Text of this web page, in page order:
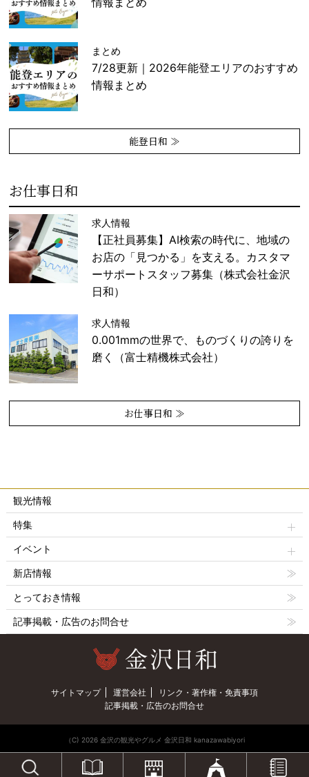
まとめ
7/28更新｜2026年能登エリアのおすすめ
情報まとめ
能登日和 ≫
お仕事日和
求人情報
【正社員募集】AI検索の時代に、地域の
お店の「見つかる」を支える。カスタマ
ーサポートスタッフ募集（株式会社金沢
日和）
求人情報
0.001mmの世界で、ものづくりの誇りを
磨く（富士精機株式会社）
お仕事日和 ≫
観光情報
特集
イベント
新店情報
とっておき情報
記事掲載・広告のお問合せ
サイトマップ 運営会社
リンク・著作権・免責事項
記事掲載・広告のお問合せ
（C) 2026 金沢の観光やグルメ 金沢日和 kanazawabiyori